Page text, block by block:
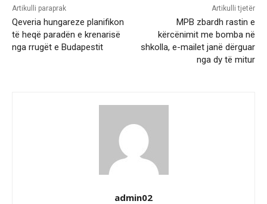
Artikulli paraprak
Qeveria hungareze planifikon
të heqë paradën e krenarisë
nga rrugët e Budapestit
Artikulli tjetër
MPB zbardh rastin e
kërcënimit me bomba në
shkolla, e-mailet janë dërguar
nga dy të mitur
admin02